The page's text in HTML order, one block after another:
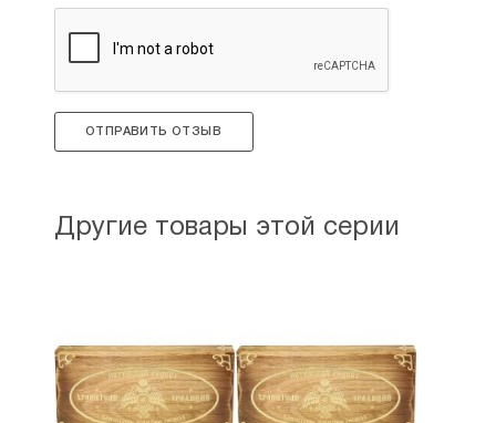
ОТПРАВИТЬ ОТЗЫВ
Другие товары этой серии